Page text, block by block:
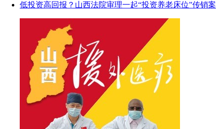
低投资高回报？山西法院审理一起“投资养老床位”传销案